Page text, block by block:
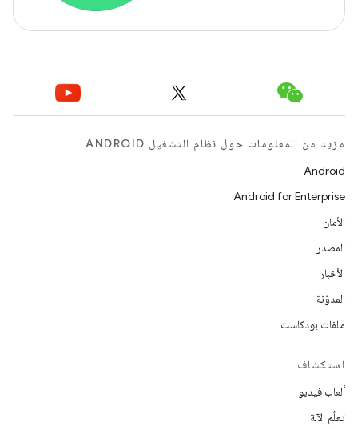
مزيد من المعلومات حول نظام التشغيل ANDROID
Android
Android for Enterprise
الأمان
المصدر
الأخبار
المدوّنة
ملفات بودكاست
استكشاف
ألعاب فيديو
تعلُم الآلة